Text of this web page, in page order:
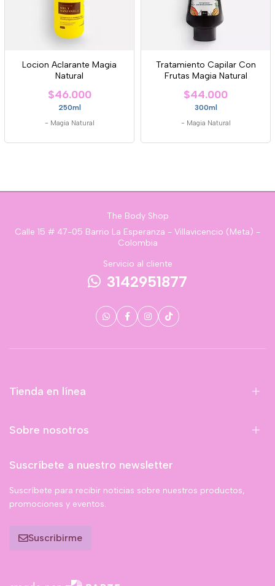
Locion Aclarante Magia
Natural
$46.000
250ml
- Magia Natural
Tratamiento Capilar Con
Frutas Magia Natural
$44.000
300ml
- Magia Natural
The Body Shop
Calle 15 # 47-05 Barrio La Esperanza - Villavicencio (Meta) -
Colombia
Servicio al cliente
3142951877
Tienda en línea
Sobre nosotros
Suscríbete a nuestro newsletter
Suscríbete para recibir noticias sobre nuestros productos,
promociones y eventos.
Suscribirme